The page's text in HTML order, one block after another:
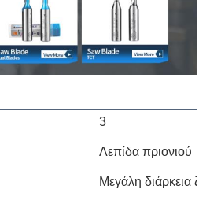
3
Λεπίδα πριονιού
Μεγάλη διάρκεια